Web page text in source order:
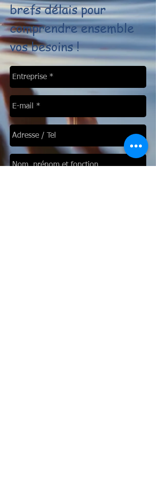
brefs délais pour
comprendre ensemble
vos besoins !